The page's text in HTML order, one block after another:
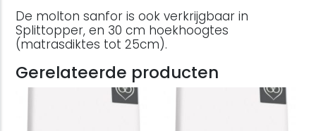
De molton sanfor is ook verkrijgbaar in
Splittopper, en 30 cm hoekhoogtes
(matrasdiktes tot 25cm).
Gerelateerde producten